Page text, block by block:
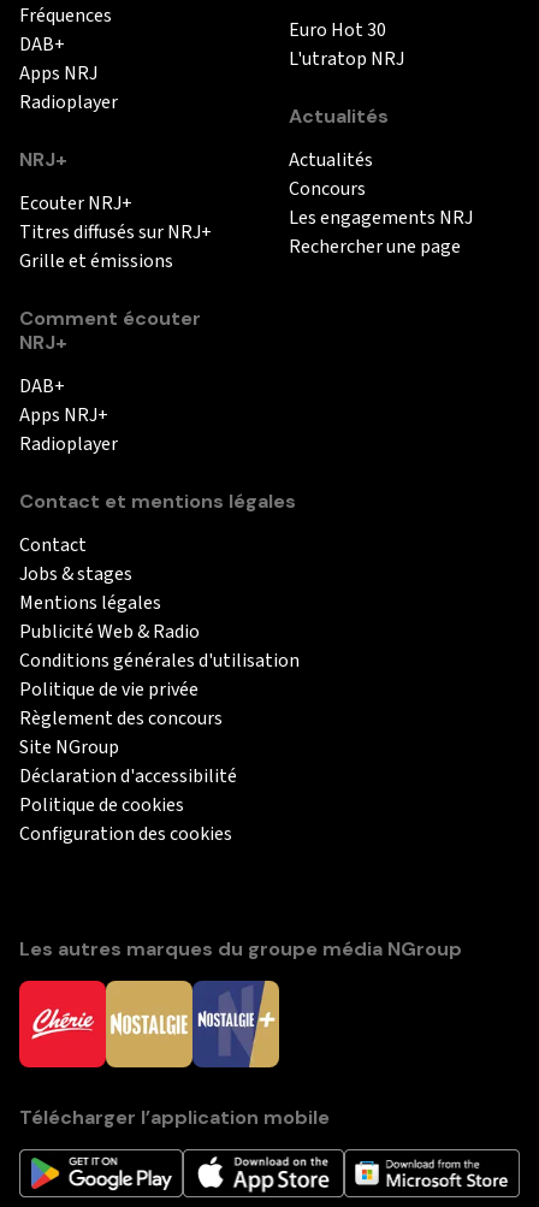
Fréquences
DAB+
Apps NRJ
Radioplayer
NRJ+
Ecouter NRJ+
Titres diffusés sur NRJ+
Grille et émissions
Comment écouter
NRJ+
DAB+
Apps NRJ+
Radioplayer
Euro Hot 30
L'utratop NRJ
Actualités
Actualités
Concours
Les engagements NRJ
Rechercher une page
Contact et mentions légales
Contact
Jobs & stages
Mentions légales
Publicité Web & Radio
Conditions générales d'utilisation
Politique de vie privée
Règlement des concours
Site NGroup
Déclaration d'accessibilité
Politique de cookies
Configuration des cookies
Les autres marques du groupe média NGroup
Télécharger l’application mobile